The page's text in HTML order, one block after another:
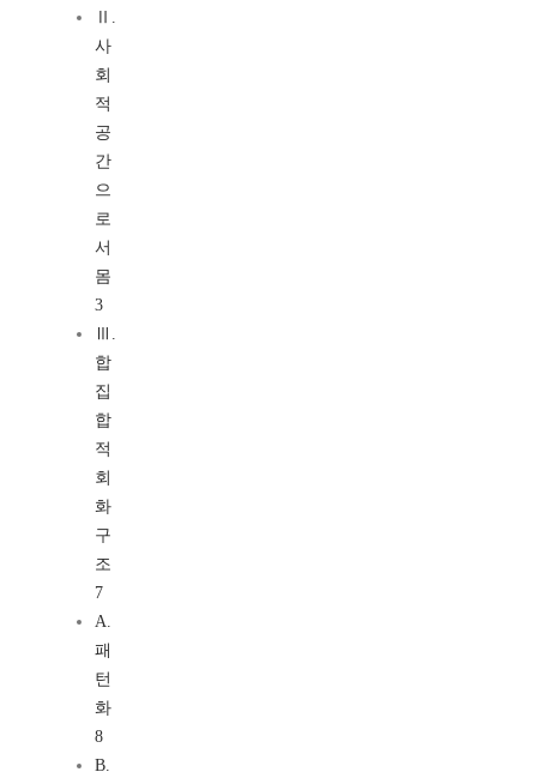
Ⅱ.
사
회
적
공
간
으
로
서
몸
3
Ⅲ.
합
집
합
적
회
화
구
조
7
A.
패
턴
화
8
B.